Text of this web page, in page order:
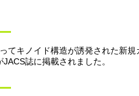
てキノイド構造が誘発された新
誌に掲載されました。